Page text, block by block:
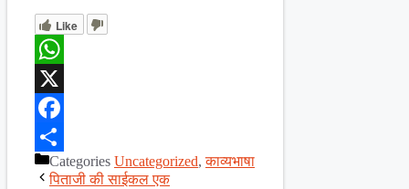
Like
WhatsApp
X
Facebook
ShareCategories Uncategorized,काव्यभाषा
पिताजी की साईकल एक